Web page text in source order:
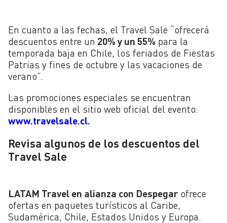
En cuanto a las fechas, el Travel Sale “ofrecerá
descuentos entre un 20% y un 55% para la
temporada baja en Chile, los feriados de Fiestas
Patrias y fines de octubre y las vacaciones de
verano”.
Las promociones especiales se encuentran
disponibles en el sitio web oficial del evento:
www.travelsale.cl.
Revisa algunos de los descuentos del
Travel Sale
LATAM Travel en alianza con Despegar ofrece
ofertas en paquetes turísticos al Caribe,
Sudamérica, Chile, Estados Unidos y Europa.